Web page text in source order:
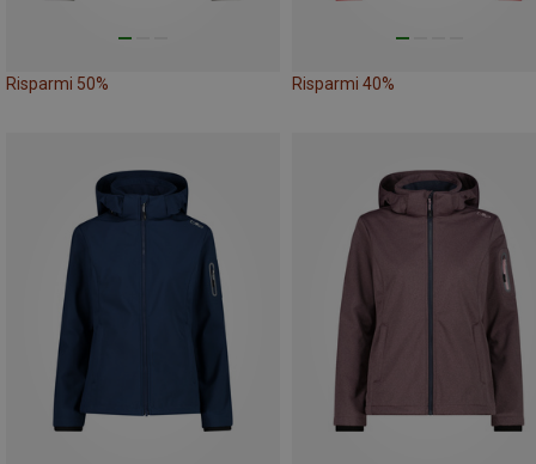
Risparmi 50% Risparmi 40%